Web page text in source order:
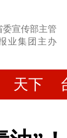
委宣传部主管
业集团主办
天下